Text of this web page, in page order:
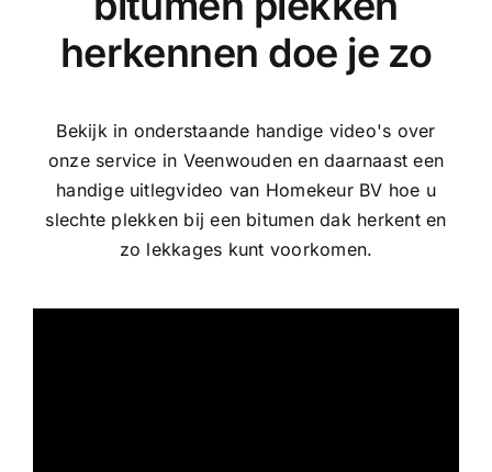
herkennen doe je zo
Bekijk in onderstaande handige video's over
onze service in Veenwouden en daarnaast een
handige uitlegvideo van Homekeur BV hoe u
slechte plekken bij een bitumen dak herkent en
zo lekkages kunt voorkomen.